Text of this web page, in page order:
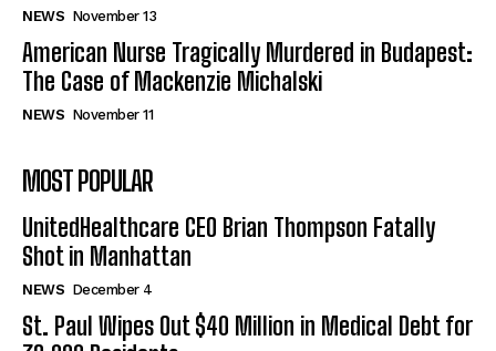
NEWS November 13
American Nurse Tragically Murdered in Budapest:
The Case of Mackenzie Michalski
NEWS November 11
MOST POPULAR
UnitedHealthcare CEO Brian Thompson Fatally
Shot in Manhattan
NEWS December 4
St. Paul Wipes Out $40 Million in Medical Debt for